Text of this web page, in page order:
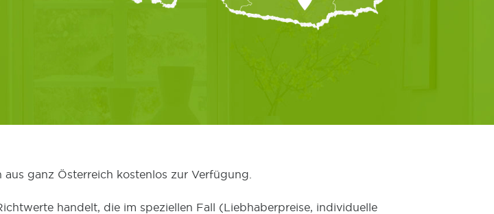
ganz Österreich kostenlos zur Verfügung.
handelt, die im speziellen Fall (Liebhaberpreise, individuelle